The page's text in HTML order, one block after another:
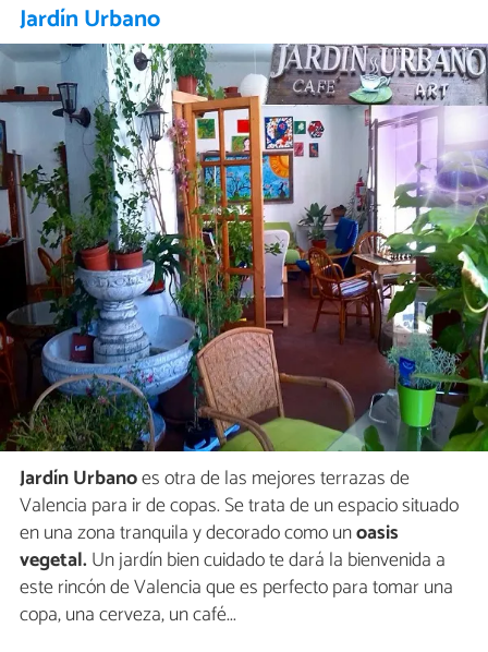
Jardín Urbano
Jardín Urbanoes otra de las mejores terrazas de
Valencia para ir de copas. Se trata de un espacio situado
en una zona tranquila y decorado como unoasis
vegetal.Un jardín bien cuidado te dará la bienvenida a
este rincón de Valencia que es perfecto para tomar una
copa, una cerveza, un café...